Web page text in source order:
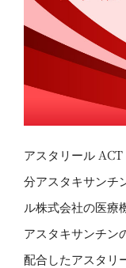
アスタリール
分アスタキサンチ
ル株式会社の医療
アスタキサンチン
配合したアスタリ